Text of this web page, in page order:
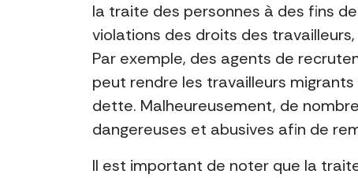
la traite des personnes à des fins
violations des droits des
Par exemple, des agents de
peut rendre les travailleurs
dette. Malheureusement, de
dangereuses et abusives afin de
Il est important de noter que la